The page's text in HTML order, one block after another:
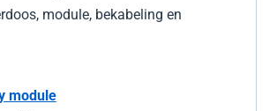
module, bekabeling en
module